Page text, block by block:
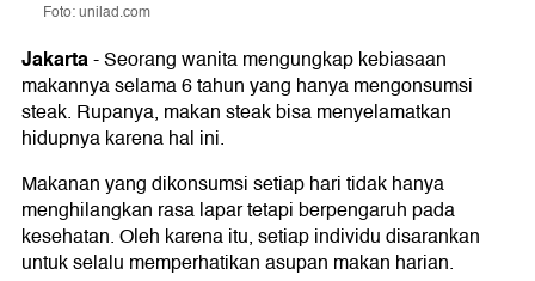
Foto: unilad.com
Jakarta-Seorang wanita mengungkap kebiasaan
makannya selama 6 tahun yang hanya mengonsumsi
steak. Rupanya, makan steak bisa menyelamatkan
hidupnya karena hal ini.
Makanan yang dikonsumsi setiap hari tidak hanya
menghilangkan rasa lapar tetapi berpengaruh pada
kesehatan. Oleh karena itu, setiap individu disarankan
untuk selalu memperhatikan asupan makan harian.